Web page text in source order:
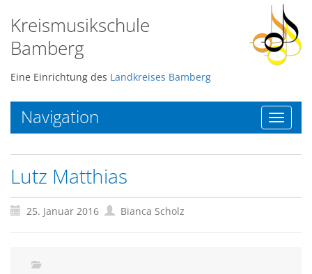
Kreismusikschule
Bamberg
Eine Einrichtung des Landkreises Bamberg
Navigation
Toggle
Lutz Matthias
25. Januar 2016 Bianca Scholz